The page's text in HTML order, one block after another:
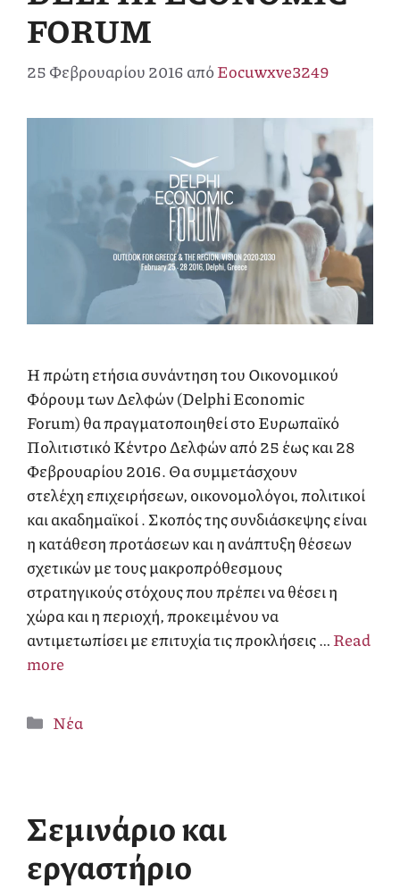
FORUM
25 Φεβρουαρίου 2016απόEocuwxve3249
Η πρώτη ετήσια συνάντηση του Οικονομικού
Φόρουμ των Δελφών (Delphi Economic
Forum) θα πραγματοποιηθεί στο Ευρωπαϊκό
Πολιτιστικό Κέντρο Δελφών από 25 έως και 28
Φεβρουαρίου 2016. Θα συμμετάσχουν
στελέχη επιχειρήσεων, οικονομολόγοι, πολιτικοί
και ακαδημαϊκοί . Σκοπός της συνδιάσκεψης είναι
η κατάθεση προτάσεων και η ανάπτυξη θέσεων
σχετικών με τους μακροπρόθεσμους
στρατηγικούς στόχους που πρέπει να θέσει η
χώρα και η περιοχή, προκειμένου να
αντιμετωπίσει με επιτυχία τις προκλήσεις …Read
more
Κατηγορίες
Νέα
Σεμινάριο και
εργαστήριο